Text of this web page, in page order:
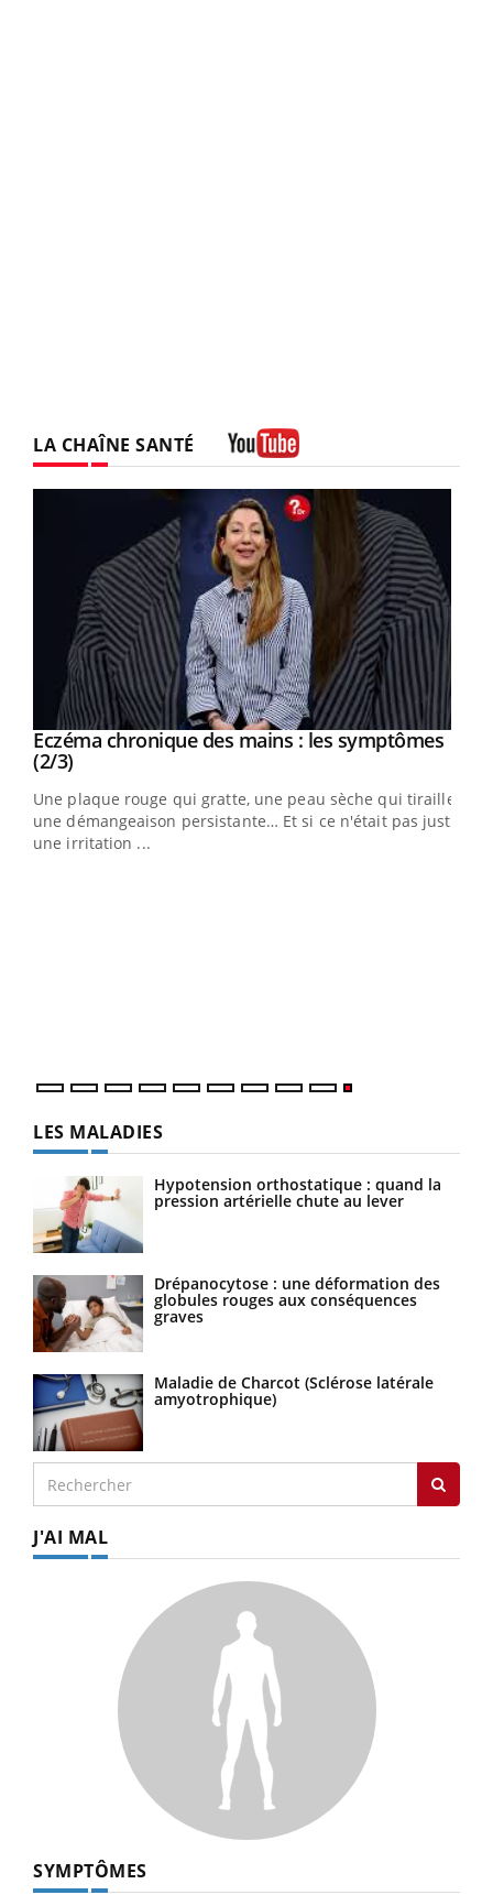
LA CHAÎNE SANTÉ
Youtube
Eczéma chronique des mains : les symptômes
(2/3)Youtube
Une plaque rouge qui gratte, une peau sèche qui tiraille,
une démangeaison persistante… Et si ce n'était pas juste
une irritation ...
LES MALADIES
Hypotension orthostatique : quand la
pression artérielle chute au lever
Drépanocytose : une déformation des
globules rouges aux conséquences
graves
Maladie de Charcot (Sclérose latérale
amyotrophique)
J'AI MAL
SYMPTÔMES